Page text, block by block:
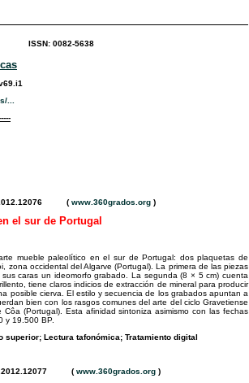
5638
tp.2012.12076 ( www.360grados.org )
el sur de Portugal
mueble paleolítico en el sur de Portugal: dos plaquetas de
zona occidental del Algarve (Portugal). La primera de las piezas
caras un ideomorfo grabado. La segunda (8 × 5 cm) cuenta
tiene claros indicios de extracción de mineral para producir
posible cierva. El estilo y secuencia de los grabados apuntan a
bien con los rasgos comunes del arte del ciclo Gravetiense
(Portugal). Esta afinidad sintoniza asimismo con las fechas
y 19.500 BP.
Lectura tafonómica; Tratamiento digital
tp.2012.12077 ( www.360grados.org )